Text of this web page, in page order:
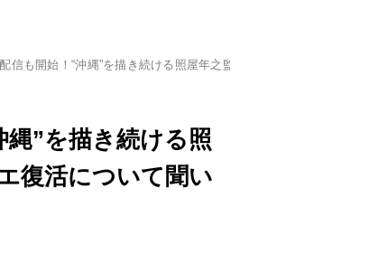
信も開始！“沖縄”を描き続ける照屋年之監督に映画制作の魅力やゴ
”を描き続ける照
復活について聞い